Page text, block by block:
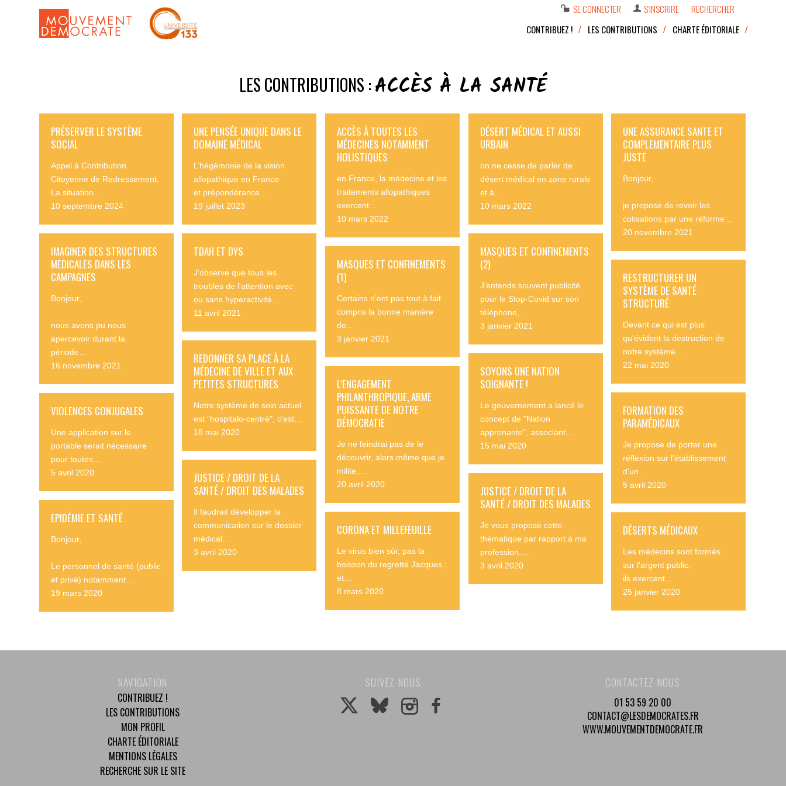
SE CONNECTER S’INSCRIRE
RECHERCHER
CONTRIBUEZ !
LES CONTRIBUTIONS CHARTE ÉDITORIALE
LES CONTRIBUTIONS :ACCÈS À LA SANTÉ
PRÉSERVER LE SYSTÈME
SOCIAL
Appel à Contribution
Citoyenne de Redressement.
La situation…
10 septembre 2024
UNE PENSÉE UNIQUE DANS LE
DOMAINE MÉDICAL
L’hégémonie de la vision
allopathique en France
et prépondérance…
19 juillet 2023
ACCÈS À TOUTES LES
MÉDECINES NOTAMMENT
HOLISTIQUES
en France, la médecine et les
traitements allopathiques
exercent…
10 mars 2022
DÉSERT MÉDICAL ET AUSSI
URBAIN
on ne cesse de parler de
désert médical en zone rurale
et à…
10 mars 2022
UNE ASSURANCE SANTE ET
COMPLEMENTAIRE PLUS
JUSTE
Bonjour,
je propose de revoir les
cotisations par une réforme…
20 novembre 2021
IMAGINER DES STRUCTURES
MEDICALES DANS LES
CAMPAGNES
Bonjour,
nous avons pu nous
apercevoir durant la
période…
16 novembre 2021
TDAH ET DYS
J'observe que tous les
troubles de l'attention avec
ou sans hyperactivité…
11 avril 2021
MASQUES ET CONFINEMENTS
(2)
J’entends souvent publicité
pour le Stop-Covid sur son
téléphone,…
3 janvier 2021
MASQUES ET CONFINEMENTS
(1)
Certains n’ont pas tout à fait
compris la bonne manière
de…
3 janvier 2021
RESTRUCTURER UN
SYSTÈME DE SANTÉ
STRUCTURÉ
Devant ce qui est plus
qu'évident la destruction de
notre système…
22 mai 2020
REDONNER SA PLACE À LA
MÉDECINE DE VILLE ET AUX
PETITES STRUCTURES
Notre système de soin actuel
est "hospitalo-centré", c'est…
18 mai 2020
SOYONS UNE NATION
SOIGNANTE !
Le gouvernement a lancé le
concept de "Nation
apprenante", associant…
15 mai 2020
L’ENGAGEMENT
PHILANTHROPIQUE, ARME
PUISSANTE DE NOTRE
DÉMOCRATIE
Je ne feindrai pas de le
découvrir, alors même que je
milite,…
20 avril 2020
FORMATION DES
PARAMÉDICAUX
Je propose de porter une
réflexion sur l’établissement
d’un…
5 avril 2020
VIOLENCES CONJUGALES
Une application sur le
portable serait nécessaire
pour toutes…
5 avril 2020
JUSTICE / DROIT DE LA
SANTÉ / DROIT DES MALADES
Il faudrait développer la
communication sur le dossier
médical…
3 avril 2020
JUSTICE / DROIT DE LA
SANTÉ / DROIT DES MALADES
Je vous propose cette
thématique par rapport à ma
profession.…
3 avril 2020
EPIDÉMIE ET SANTÉ
Bonjour,
Le personnel de santé (public
et privé) notamment…
19 mars 2020
CORONA ET MILLEFEUILLE
Le virus bien sûr, pas la
boisson du regretté Jacques ;
et…
8 mars 2020
DÉSERTS MÉDICAUX
Les médecins sont formés
sur l'argent public,
ils exercent…
25 janvier 2020
NAVIGATION
CONTRIBUEZ !
LES CONTRIBUTIONS
MON PROFIL
CHARTE ÉDITORIALE
MENTIONS LÉGALES
RECHERCHE SUR LE SITE
SUIVEZ-NOUS CONTACTEZ-NOUS
01 53 59 20 00
CONTACT@LESDEMOCRATES.FR
WWW.MOUVEMENTDEMOCRATE.FR